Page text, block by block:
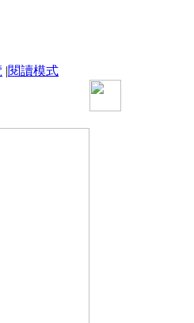
|閱讀模式